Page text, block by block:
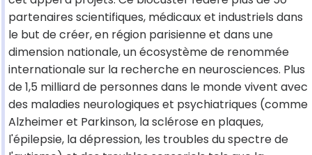
partenaires scientifiques, médicaux et industriels dans
le but de créer, en région parisienne et dans une
dimension nationale, un écosystème de renommée
internationale sur la recherche en neurosciences. Plus
de 1,5 milliard de personnes dans le monde vivent avec
des maladies neurologiques et psychiatriques (comme
Alzheimer et Parkinson, la sclérose en plaques,
l'épilepsie, la dépression, les troubles du spectre de